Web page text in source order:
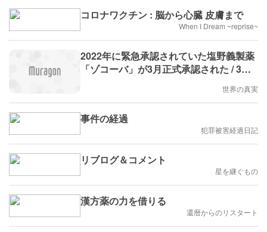
コロナワクチン : 脳から心臓 皮膚まで
When I Dream ~reprise~
2022年に緊急承認されていた塩野義製薬
「ゾコーバ」が3月正式承認された / 3月
同研究を開始、代表者は忽那賢志氏世界の真実
事件の経過
犯罪被害経過日記
リブログ＆コメント
星を継ぐもの
漢方薬の力を借りる
還暦からのリスタート